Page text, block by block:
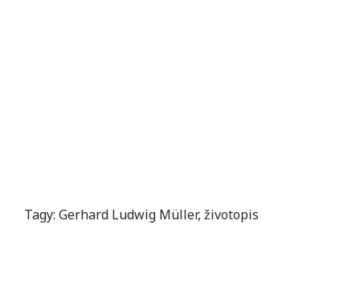
Tagy: Gerhard Ludwig Müller, životopis